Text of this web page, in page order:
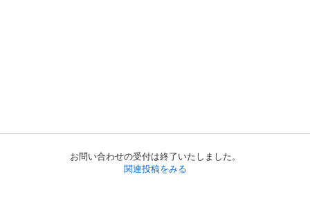
お問い合わせの受付は終了いたしました。
関連投稿をみる